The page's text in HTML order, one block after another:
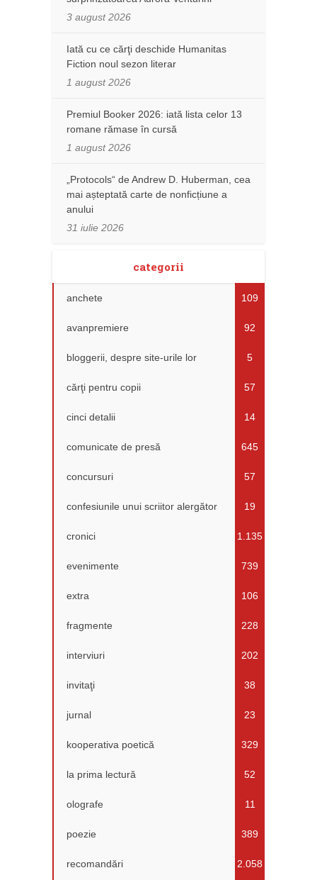
3 august 2026
Iată cu ce cărţi deschide Humanitas
Fiction noul sezon literar
1 august 2026
Premiul Booker 2026: iată lista celor 13
romane rămase în cursă
1 august 2026
„Protocols“ de Andrew D. Huberman, cea
mai așteptată carte de nonficțiune a
anului
31 iulie 2026
categorii
anchete 109
avanpremiere 92
bloggerii, despre site-urile lor 5
cărţi pentru copii 57
cinci detalii 14
comunicate de presă 645
concursuri 57
confesiunile unui scriitor alergător 19
cronici 1.135
evenimente 739
extra 106
fragmente 228
interviuri 202
invitaţi 38
jurnal 23
kooperativa poetică 329
la prima lectură 52
olografe 11
poezie 389
recomandări 2.058